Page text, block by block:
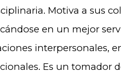
Motiva a sus
en un mejor
interpersonales,
Es un tomador